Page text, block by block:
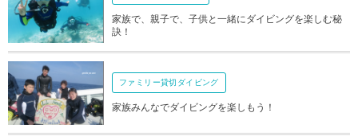
家族で、親子で、子供と一緒にダイビングを楽しむ秘
訣！
ファミリー貸切ダイビング
家族みんなでダイビングを楽しもう！